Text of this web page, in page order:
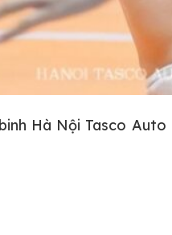
Hà Nội Tasco